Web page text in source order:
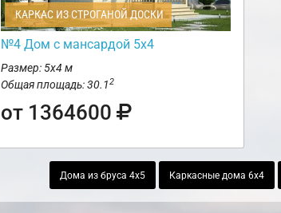
КАРКАС ИЗ СТРОГАНОЙ ДОСКИ
№4 Дом с мансардой 5х4
Размер: 5х4 м
Общая площадь: 30.12
от 1364600
Дома из бруса 4х5 Каркасные дома 6х4